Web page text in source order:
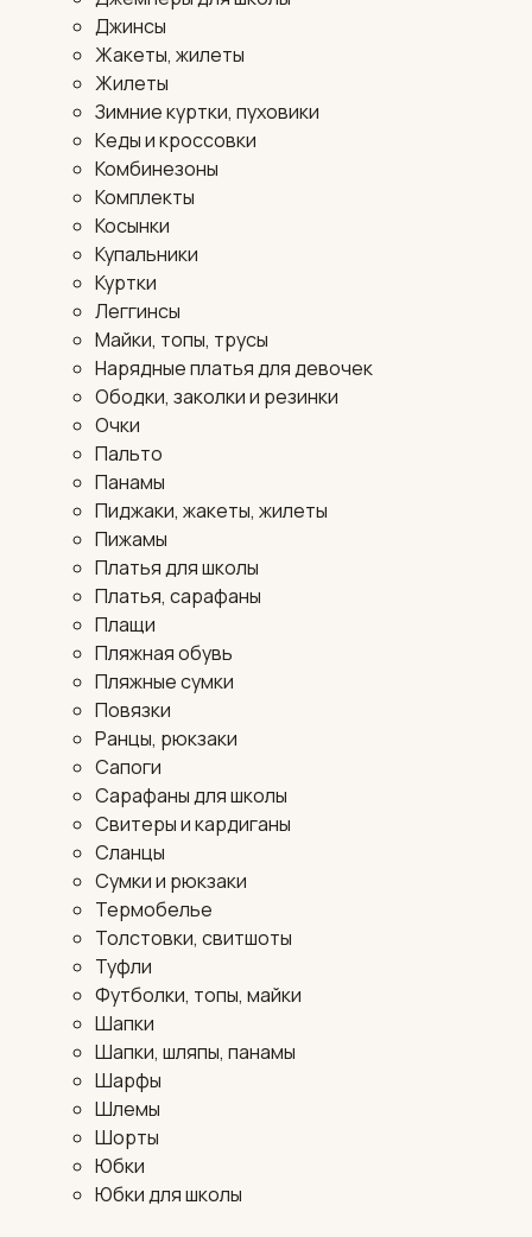
Джинсы
Жакеты, жилеты
Жилеты
Зимние куртки, пуховики
Кеды и кроссовки
Комбинезоны
Комплекты
Косынки
Купальники
Куртки
Леггинсы
Майки, топы, трусы
Нарядные платья для девочек
Ободки, заколки и резинки
Очки
Пальто
Панамы
Пиджаки, жакеты, жилеты
Пижамы
Платья для школы
Платья, сарафаны
Плащи
Пляжная обувь
Пляжные сумки
Повязки
Ранцы, рюкзаки
Сапоги
Сарафаны для школы
Свитеры и кардиганы
Сланцы
Сумки и рюкзаки
Термобелье
Толстовки, свитшоты
Туфли
Футболки, топы, майки
Шапки
Шапки, шляпы, панамы
Шарфы
Шлемы
Шорты
Юбки
Юбки для школы